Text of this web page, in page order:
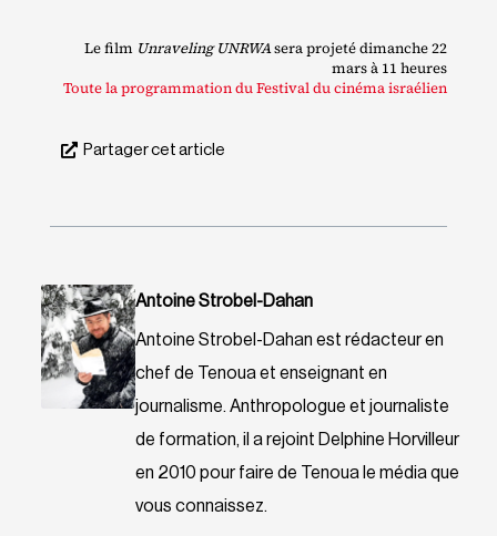
Le film Unraveling UNRWAsera projeté dimanche 22
mars à 11 heures
Toute la programmation du Festival du cinéma israélien
Partager cet article
Antoine Strobel-Dahan
Antoine Strobel-Dahan est rédacteur en
chef de Tenoua et enseignant en
journalisme. Anthropologue et journaliste
de formation, il a rejoint Delphine Horvilleur
en 2010 pour faire de Tenoua le média que
vous connaissez.